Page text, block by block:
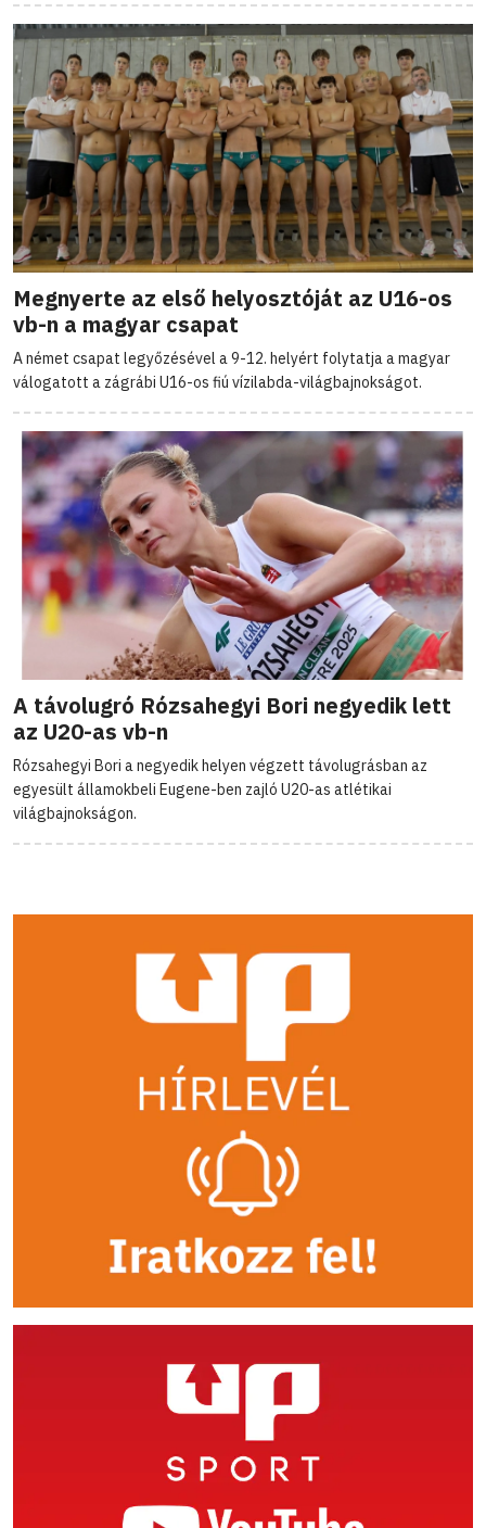
Megnyerte az első helyosztóját az U16-os
vb-n a magyar csapat
A német csapat legyőzésével a 9-12. helyért folytatja a magyar
válogatott a zágrábi U16-os fiú vízilabda-világbajnokságot.
A távolugró Rózsahegyi Bori negyedik lett
az U20-as vb-n
Rózsahegyi Bori a negyedik helyen végzett távolugrásban az
egyesült államokbeli Eugene-ben zajló U20-as atlétikai
világbajnokságon.